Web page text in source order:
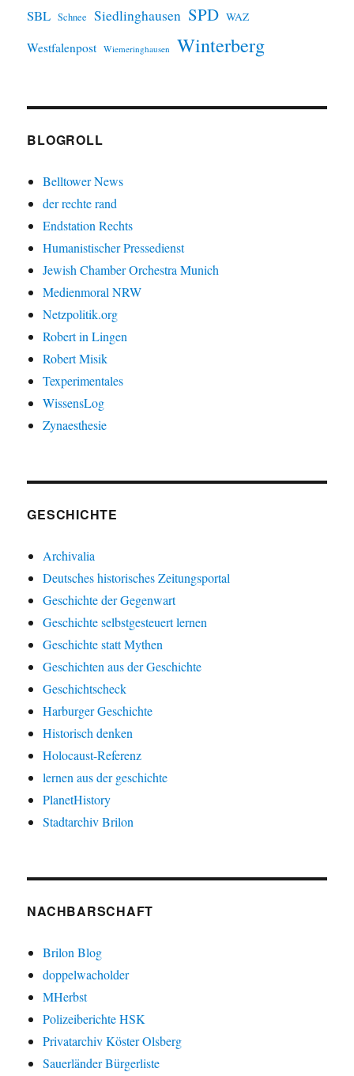
SBL Schnee Siedlinghausen SPD WAZ
Westfalenpost Wiemeringhausen Winterberg
BLOGROLL
Belltower News
der rechte rand
Endstation Rechts
Humanistischer Pressedienst
Jewish Chamber Orchestra Munich
Medienmoral NRW
Netzpolitik.org
Robert in Lingen
Robert Misik
Texperimentales
WissensLog
Zynaesthesie
GESCHICHTE
Archivalia
Deutsches historisches Zeitungsportal
Geschichte der Gegenwart
Geschichte selbstgesteuert lernen
Geschichte statt Mythen
Geschichten aus der Geschichte
Geschichtscheck
Harburger Geschichte
Historisch denken
Holocaust-Referenz
lernen aus der geschichte
PlanetHistory
Stadtarchiv Brilon
NACHBARSCHAFT
Brilon Blog
doppelwacholder
MHerbst
Polizeiberichte HSK
Privatarchiv Köster Olsberg
Sauerländer Bürgerliste